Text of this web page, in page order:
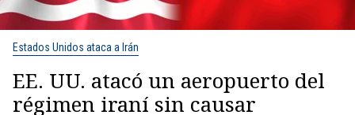
Estados Unidos ataca a Irán
EE. UU. atacó un aeropuerto del
régimen iraní sin causar